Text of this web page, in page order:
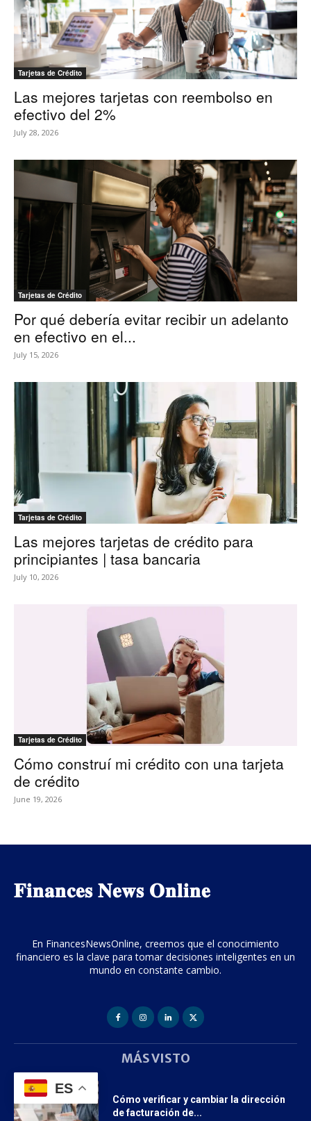
Tarjetas de Crédito
Las mejores tarjetas con reembolso en
efectivo del 2%
July 28, 2026
Tarjetas de Crédito
Por qué debería evitar recibir un adelanto
en efectivo en el...
July 15, 2026
Tarjetas de Crédito
Las mejores tarjetas de crédito para
principiantes | tasa bancaria
July 10, 2026
Tarjetas de Crédito
Cómo construí mi crédito con una tarjeta
de crédito
June 19, 2026
𝐅𝐢𝐧𝐚𝐧𝐜𝐞𝐬 𝐍𝐞𝐰𝐬 𝐎𝐧𝐥𝐢𝐧𝐞
En FinancesNewsOnline, creemos que el conocimiento
financiero es la clave para tomar decisiones inteligentes en un
mundo en constante cambio.
MÁS VISTO
Cómo verificar y cambiar la dirección
de facturación de...
ES